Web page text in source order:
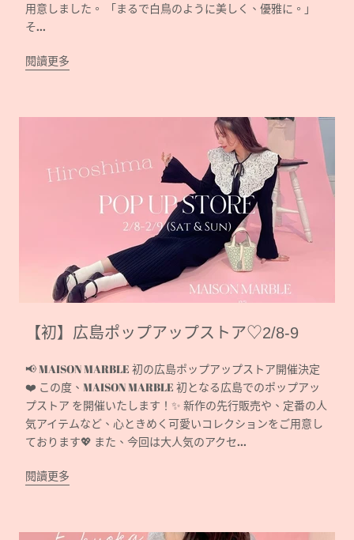
用意しました。 「まるで白鳥のように美しく、優雅に。」
そ...
閱讀更多
【初】広島ポップアップストア♡2/8-9
📢 MAISON MARBLE 初の広島ポップアップストア開催決定
❤️ この度、MAISON MARBLE 初となる広島でのポップアッ
プストア を開催いたします！✨ 新作の先行販売や、定番の人
気アイテムなど、心ときめく可愛いコレクションをご用意し
ております💖 また、今回は大人気のアクセ...
閱讀更多